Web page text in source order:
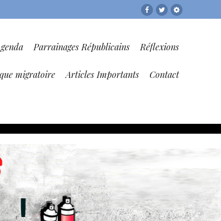
Facebook
TwitterRESF
Parrainages Républicains Réflexions
migratoire Articles Importants Contact